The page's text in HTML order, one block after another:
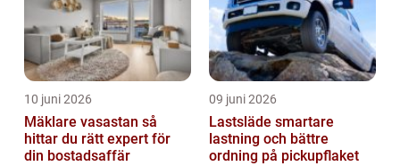
10 juni 2026
Mäklare vasastan så
hittar du rätt expert för
din bostadsaffär
09 juni 2026
Lastsläde smartare
lastning och bättre
ordning på pickupflaket